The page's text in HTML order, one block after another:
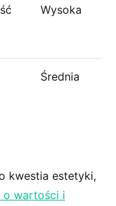
Wysoka
Średnia
kwestia estetyki,
o wartości i